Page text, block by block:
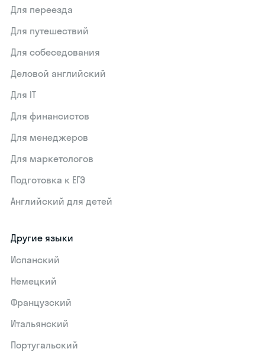
Для переезда
Для путешествий
Для собеседования
Деловой английский
Для IT
Для финансистов
Для менеджеров
Для маркетологов
Подготовка к ЕГЭ
Английский для детей
Другие языки
Испанский
Немецкий
Французский
Итальянский
Португальский